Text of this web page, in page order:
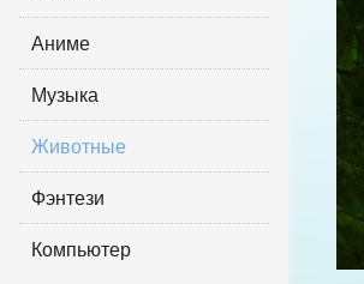
Аниме
Музыка
Животные
Фэнтези
Компьютер